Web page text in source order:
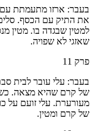
בעבר: ארזו מתעמתת
את התיק עם הכסף.
למטין שבגדה בו. מטין
שאזגי לא שפויה.
פרק 11
בעבר: עלי עובר לבית
של קרם שהיא מצאה.
מעורערת. עלי זועם על
של קרם ומטין.